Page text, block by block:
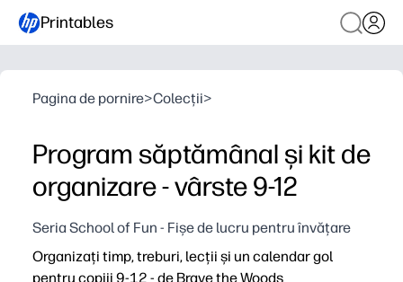
Printables
Pagina de pornire>Colecții>
Program săptămânal și kit de
organizare - vârste 9-12
Seria School of Fun - Fișe de lucru pentru învățare
Organizați timp, treburi, lecții și un calendar gol
pentru copiii 9-12 - de Brave the Woods